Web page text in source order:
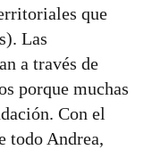
que
Las
a través de
porque muchas
Con el
todo Andrea,